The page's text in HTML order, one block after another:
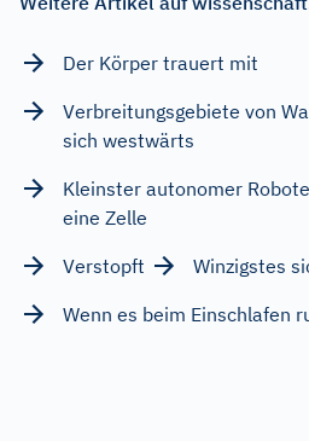
Der Körper trauert mit
Verbreitungsgebiete von
sich westwärts
Kleinster autonomer
eine Zelle
Verstopft
Winzigstes
Wenn es beim Einschlafen